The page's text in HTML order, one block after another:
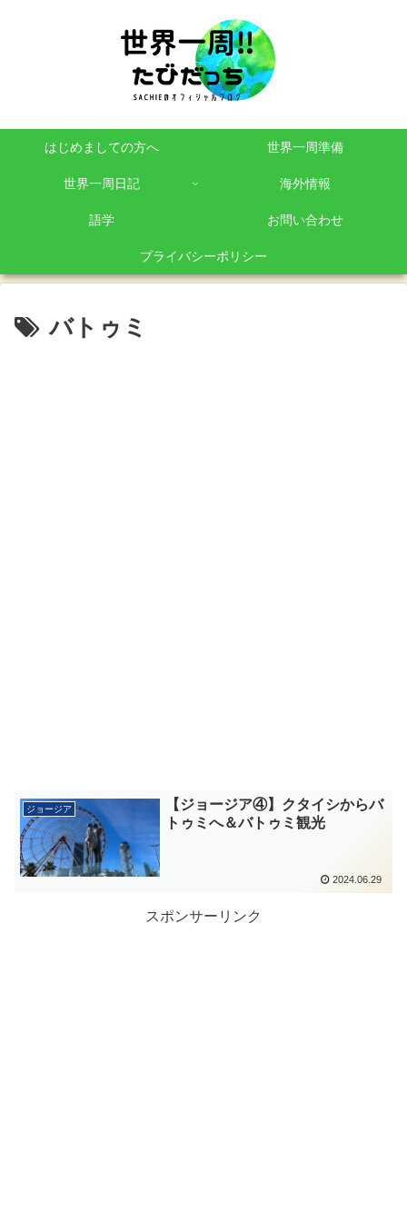
はじめましての方へ 世界一周準備
世界一周日記 海外情報
語学 お問い合わせ
プライバシーポリシー
バトゥミ
ジョージア
【ジョージア④】クタイシからバ
トゥミへ＆バトゥミ観光
2024.06.29
スポンサーリンク